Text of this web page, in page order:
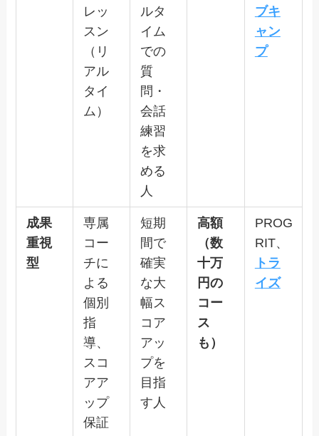
レッ
スン
（リ
アル
タイ
ム）
ルタ
イム
での
質
問・
会話
練習
を求
める
人
ブキ
ャン
プ
成果
重視
型
専属
コー
チに
よる
個別
指
導、
スコ
アア
ップ
保証
短期
間で
確実
な大
幅ス
コア
アッ
プを
目指
す人
高額
（数
十万
円の
コー
ス
も）
PROG
RIT、
トラ
イズ